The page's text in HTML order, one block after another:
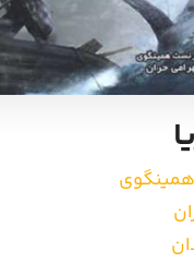
داستان کوتاه
شعر و متون کهن